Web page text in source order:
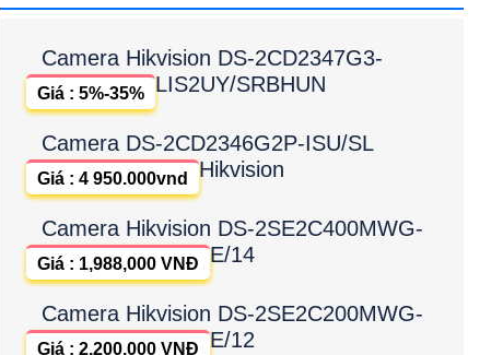
Camera Hikvision DS-2CD2347G3-
LIS2UY/SRBHUN
Giá : 5%-35%
Camera DS-2CD2346G2P-ISU/SL
Hikvision
Giá : 4 950.000vnd
Camera Hikvision DS-2SE2C400MWG-
E/14
Giá : 1,988,000 VNĐ
Camera Hikvision DS-2SE2C200MWG-
E/12
Giá : 2,200,000 VNĐ